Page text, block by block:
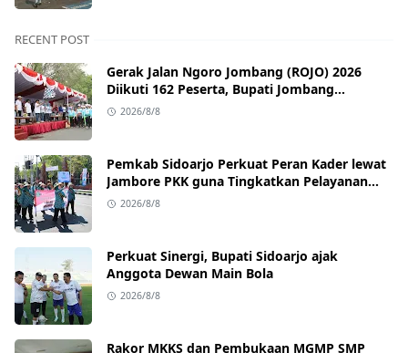
RECENT POST
Gerak Jalan Ngoro Jombang (ROJO) 2026
Diikuti 162 Peserta, Bupati Jombang
Tekankan Disiplin dan Kekompakan
2026/8/8
Pemkab Sidoarjo Perkuat Peran Kader lewat
Jambore PKK guna Tingkatkan Pelayanan
Masyarakat
2026/8/8
Perkuat Sinergi, Bupati Sidoarjo ajak
Anggota Dewan Main Bola
2026/8/8
Rakor MKKS dan Pembukaan MGMP SMP